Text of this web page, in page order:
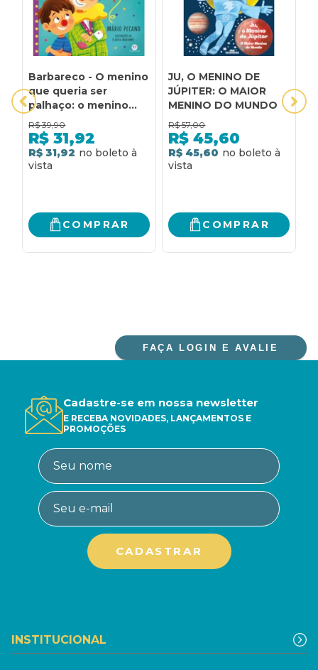
Barbareco - O menino
que queria ser
palhaço: o menino
que queria ser
palhaço
R$ 39,90
R$ 31,92
R$ 31,92
COMPRAR
JU, O MENINO DE
JÚPITER: O MAIOR
MENINO DO MUNDO
R$ 57,00
R$ 45,60
R$ 45,60
COMPRAR
FAÇA LOGIN E AVALIE
Cadastre-se em nossa newsletter
E RECEBA NOVIDADES, LANÇAMENTOS E
PROMOÇÕES
INSTITUCIONAL